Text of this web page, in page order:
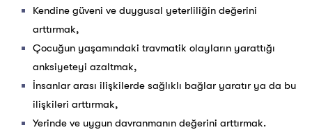
Kendine güveni ve duygusal yeterliliğin değerini
arttırmak,
Çocuğun yaşamındaki travmatik olayların yarattığı
anksiyeteyi azaltmak,
İnsanlar arası ilişkilerde sağlıklı bağlar yaratır ya da bu
ilişkileri arttırmak,
Yerinde ve uygun davranmanın değerini arttırmak.